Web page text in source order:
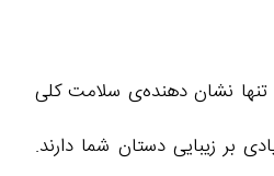
تنها نشان دهنده‌ی سلامت کلی
بر زیبایی دستان شما دارند.